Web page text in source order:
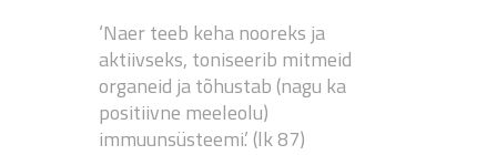
‘Naer teeb keha nooreks ja
aktiivseks, toniseerib mitmeid
organeid ja tõhustab (nagu ka
positiivne meeleolu)
immuunsüsteemi.’ (lk 87)